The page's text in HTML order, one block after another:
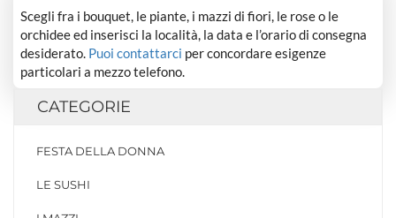
Scegli fra i bouquet, le piante, i mazzi di fiori, le rose o le
orchidee ed inserisci la località, la data e l’orario di consegna
desiderato. Puoi contattarci per concordare esigenze
particolari a mezzo telefono.
CATEGORIE
FESTA DELLA DONNA
LE SUSHI